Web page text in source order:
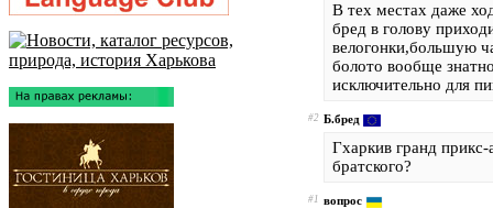
В тех местах даже
бред в голову
велогонки,большую
болото вообще
исключительно для
#2 Б.бред
Гхаркив гранд
братского?
#1 вопрос